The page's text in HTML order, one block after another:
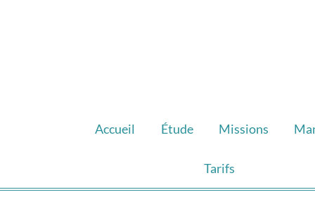
Accueil Étude Missions
Tarifs